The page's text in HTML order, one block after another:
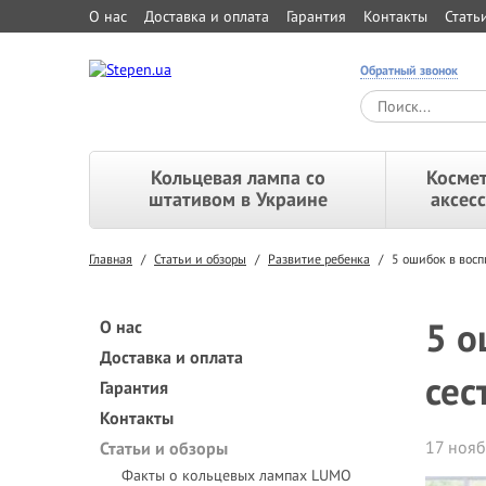
О нас Доставка и оплата Гарантия Контакты
Обратный звонок
Кольцевая лампа со
штативом в Украине
Главная / Статьи и обзоры / Развитие ребенка / 5 ошибок в
О нас
Доставка и оплата
Гарантия
Контакты
Статьи и обзоры
Факты о кольцевых лампах LUMO
5
17